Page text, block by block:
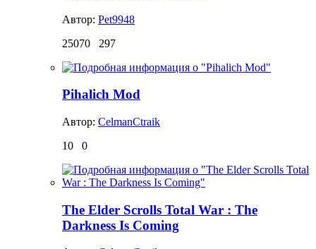
Автор: Pet9948
25070
297
Pihalich Mod
Автор: CelmanCtraik
10
0
The Elder Scrolls Total War : The
Darkness Is Coming